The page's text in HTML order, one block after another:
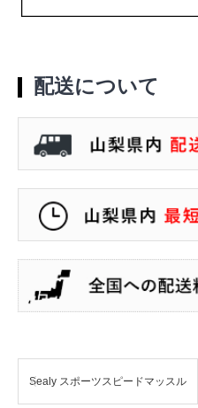
配送について
Sealy スポーツスピードマッスル